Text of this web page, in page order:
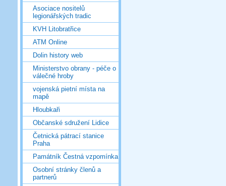
Asociace nositelů
legionářských tradic
KVH Litobratřice
ATM Online
Dolin history web
Ministerstvo obrany - péče o
válečné hroby
vojenská pietní místa na
mapě
Hloubkaři
Občanské sdružení Lidice
Četnická pátrací stanice
Praha
Památník Čestná vzpomínka
Osobní stránky členů a
partnerů